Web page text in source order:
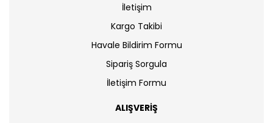
İletişim
Kargo Takibi
Havale Bildirim Formu
Sipariş Sorgula
İletişim Formu
ALIŞVERİŞ